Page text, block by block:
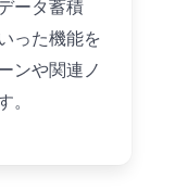
ータ蓄積
った機能を
ンや関連ノ
。